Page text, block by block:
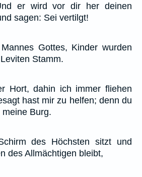
er wird vor dir her deinen
sagen: Sei vertilgt!
Gottes, Kinder wurden
Stamm.
Hort, dahin ich immer fliehen
hast mir zu helfen; denn du
Burg.
des Höchsten sitzt und
des Allmächtigen bleibt,